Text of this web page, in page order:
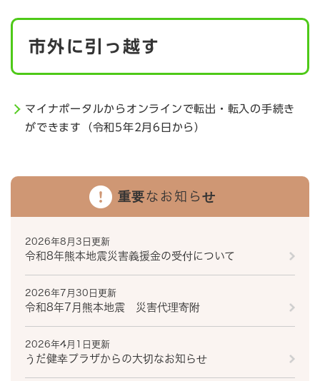
本
市外に引っ越す
マイナポータルからオンラインで転出・転入の手続き
ができます（令和5年2月6日から）
重要なお知らせ
2026年8月3日更新
令和8年熊本地震災害義援金の受付について
2026年7月30日更新
令和8年7月熊本地震 災害代理寄附
2026年4月1日更新
うだ健幸プラザからの大切なお知らせ